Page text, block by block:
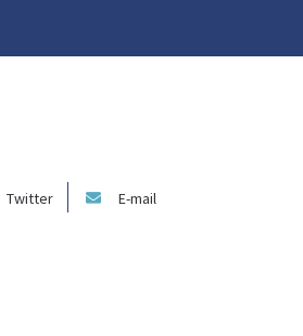
Twitter E-mail